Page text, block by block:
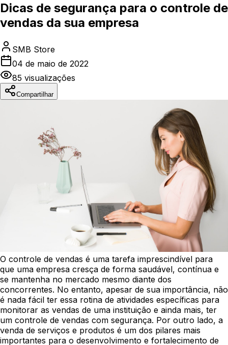
Dicas de segurança para o controle de
vendas da sua empresa
SMB Store
04 de maio de 2022
85 visualizações
Compartilhar
O controle de vendas é uma tarefa imprescindível para
que uma empresa cresça de forma saudável, contínua e
se mantenha no mercado mesmo diante dos
concorrentes. No entanto, apesar de sua importância, não
é nada fácil ter essa rotina de atividades específicas para
monitorar as vendas de uma instituição e ainda mais, ter
um controle de vendas com segurança. Por outro lado, a
venda de serviços e produtos é um dos pilares mais
importantes para o desenvolvimento e fortalecimento de